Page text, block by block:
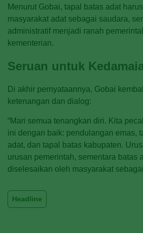
Menurut Gobai, tapal batas adat
masyarakat adat sebagai saudara,
administratif menjadi ranah
kementerian.
Seruan untuk
Di akhir pernyataannya, Gobai
ketenangan dan dialog:
“Mari semua tenangkan diri. Kita
ini dengan baik: pendulangan emas,
adat, dan tapal batas kabupaten.
urusan pemerintah, sementara batas
diselesaikan oleh masyarakat
Headline